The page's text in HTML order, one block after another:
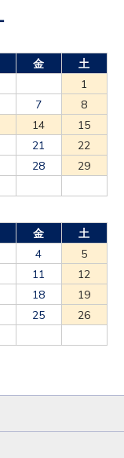
金
土
1
7
8
14
15
21
22
28
29
金
土
4
5
11
12
18
19
25
26